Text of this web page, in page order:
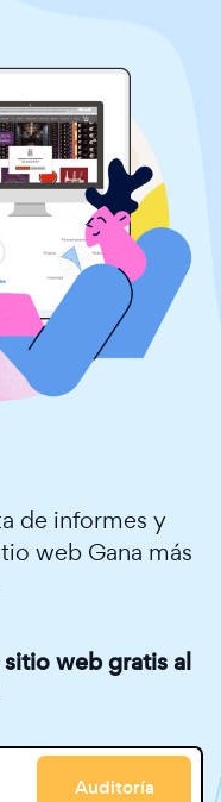
de informes y
web Gana más
web gratis al
Auditoría